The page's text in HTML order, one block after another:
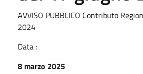
AVVISO PUBBLICO Contributo
2024
Data :
8 marzo 2025